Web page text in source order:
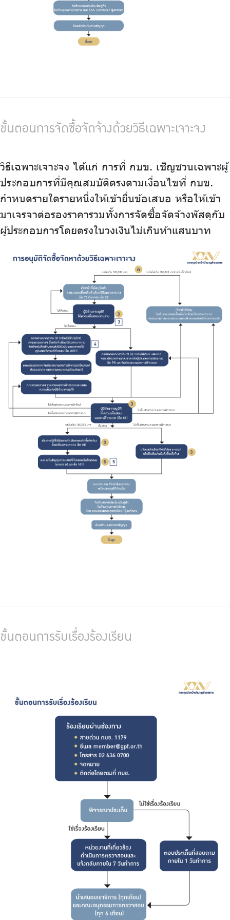
ขั้นตอนการจัดซื้อจัดจ้างด้วยวิธีเฉพาะเจาะจง
วิธีเฉพาะเจาะจง ได้แก่ การที่ กบข. เชิญชวนเฉพาะผู้
ประกอบการที่มีคุณสมบัติตรงตามเงื่อนไขที่ กบข.
กำหนดรายใดรายหนึ่งให้เข้ายื่นข้อเสนอ หรือให้เข้า
มาเจรจาต่อรองราคารวมทั้งการจัดซื้อจัดจ้างพัสดุกับ
ผู้ประกอบการโดยตรงในวงเงินไม่เกินห้าแสนบาท
ขั้นตอนการรับเรื่องร้องเรียน